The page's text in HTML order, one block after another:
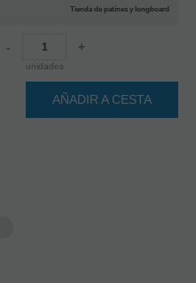
Tienda de patines y longboard
-
unidades
+
AÑADIR A CESTA